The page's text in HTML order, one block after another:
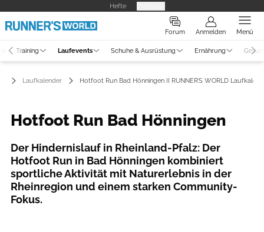
Hefte
Forum Anmelden Menü
Training Laufevents Schuhe & Ausrüstung Ernährung
Laufkalender Hotfoot Run Bad Hönningen II RUNNER’S WORLD
Hotfoot Run Bad Hönningen
Der Hindernislauf in Rheinland-Pfalz: Der
Hotfoot Run in Bad Hönningen kombiniert
sportliche Aktivität mit Naturerlebnis in der
Rheinregion und einem starken Community-
Fokus.